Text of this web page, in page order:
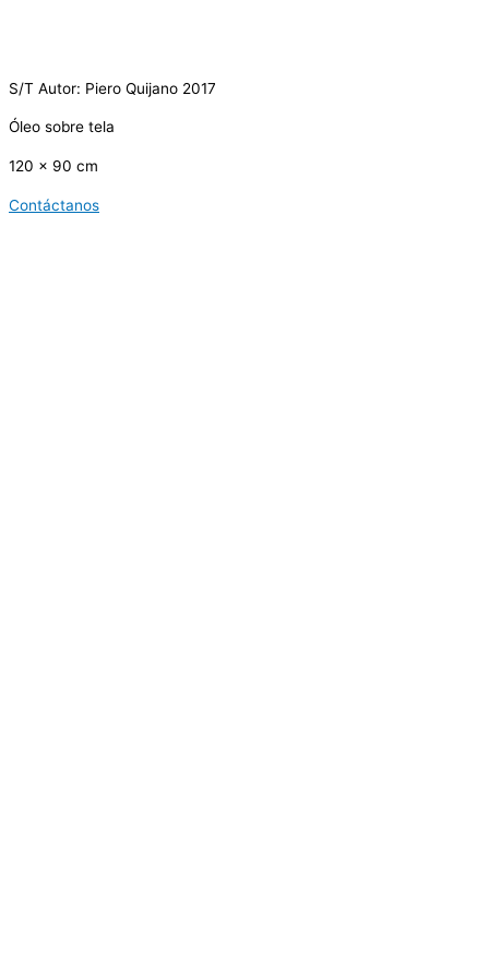
S/T Autor: Piero Quijano 2017
Óleo sobre tela
120 x 90 cm
Contáctanos